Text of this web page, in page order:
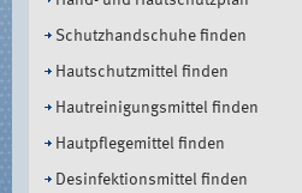
Schutzhandschuhe finden
Hautschutzmittel finden
Hautreinigungsmittel finden
Hautpflegemittel finden
Desinfektionsmittel finden